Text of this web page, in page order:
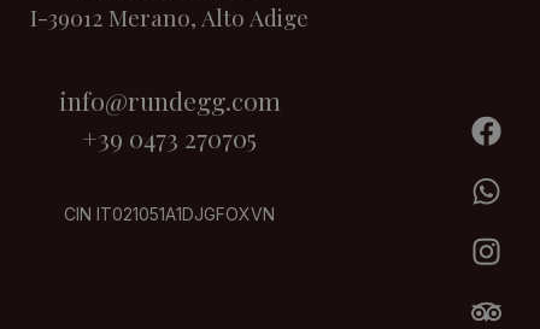
I-39012 Merano, Alto Adige
info@rundegg.com
+39 0473 270705
CIN IT021051A1DJGFOXVN